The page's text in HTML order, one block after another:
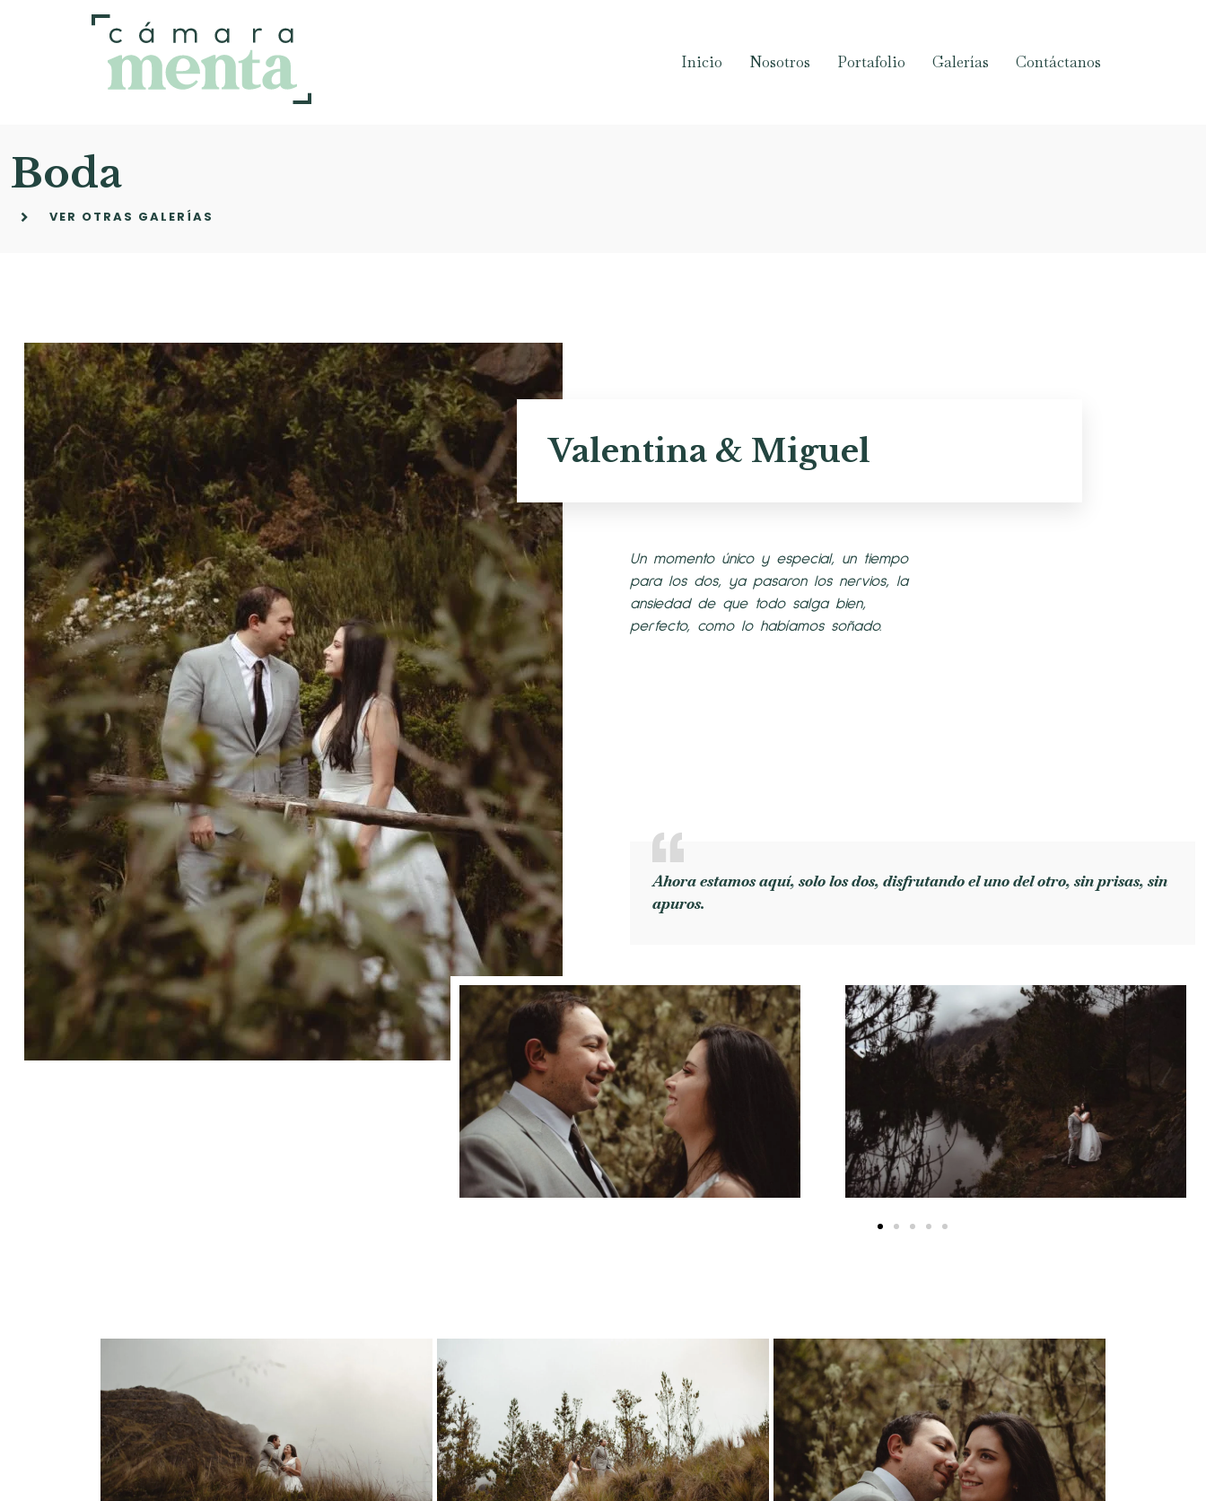
Inicio Nosotros Portafolio Galerías Contáctanos
Boda
VER OTRAS GALERÍAS
Valentina & Miguel
Un momento único y especial, un tiempo
para los dos, ya pasaron los nervios, la
ansiedad de que todo salga bien,
perfecto, como lo habíamos soñado.
Ahora estamos aquí, solo los dos, disfrutando el uno del otro, sin prisas, sin
apuros.